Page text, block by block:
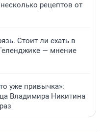
рецептов от
Стоит ли ехать в
— мнение
уже привычка»:
Владимира Никитина